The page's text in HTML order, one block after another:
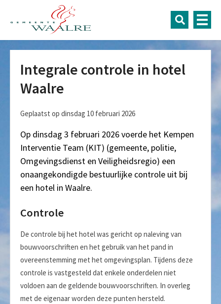
Integrale controle in hotel
Waalre
Geplaatst op dinsdag 10 februari 2026
Op dinsdag 3 februari 2026 voerde het Kempen
Interventie Team (KIT) (gemeente, politie,
Omgevingsdienst en Veiligheidsregio) een
onaangekondigde bestuurlijke controle uit bij
een hotel in Waalre.
Controle
De controle bij het hotel was gericht op naleving van
bouwvoorschriften en het gebruik van het pand in
overeenstemming met het omgevingsplan. Tijdens deze
controle is vastgesteld dat enkele onderdelen niet
voldoen aan de geldende bouwvoorschriften. In overleg
met de eigenaar worden deze punten hersteld.